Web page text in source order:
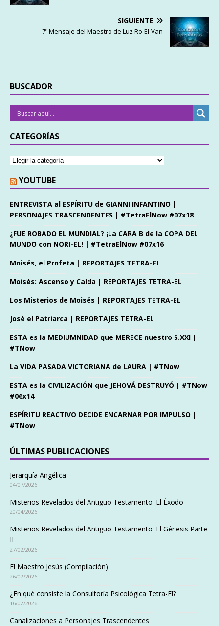
SIGUIENTE
7º Mensaje del Maestro de Luz Ro-El-Van
BUSCADOR
CATEGORÍAS
YOUTUBE
ENTREVISTA al ESPÍRITU de GIANNI INFANTINO |
PERSONAJES TRASCENDENTES | #TetraElNow #07x18
¿FUE ROBADO EL MUNDIAL? ¡La CARA B de la COPA DEL
MUNDO con NORI-EL! | #TetraElNow #07x16
Moisés, el Profeta | REPORTAJES TETRA-EL
Moisés: Ascenso y Caída | REPORTAJES TETRA-EL
Los Misterios de Moisés | REPORTAJES TETRA-EL
José el Patriarca | REPORTAJES TETRA-EL
ESTA es la MEDIUMNIDAD que MERECE nuestro S.XXI |
#TNow
La VIDA PASADA VICTORIANA de LAURA | #TNow
ESTA es la CIVILIZACIÓN que JEHOVÁ DESTRUYÓ | #TNow
#06x14
ESPÍRITU REACTIVO DECIDE ENCARNAR POR IMPULSO |
#TNow
ÚLTIMAS PUBLICACIONES
Jerarquía Angélica
04/07/2026
Misterios Revelados del Antiguo Testamento: El Éxodo
20/04/2026
Misterios Revelados del Antiguo Testamento: El Génesis Parte
II
27/02/2026
El Maestro Jesús (Compilación)
26/02/2026
¿En qué consiste la Consultoría Psicológica Tetra-El?
16/02/2026
Canalizaciones a Personajes Trascendentes